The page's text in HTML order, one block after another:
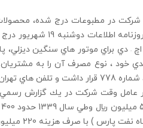
در مطبوعات درج شده،
قديمي ترين آگهي هايي
– دي براي موتور هاي سنگين
خود ،‌ نوع مصرف آن را به
بوده است .
هزينه 220 ميليون ريال عملي شده است .